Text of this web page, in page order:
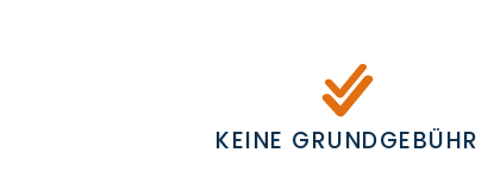
KEINE GRUNDGEBÜHR